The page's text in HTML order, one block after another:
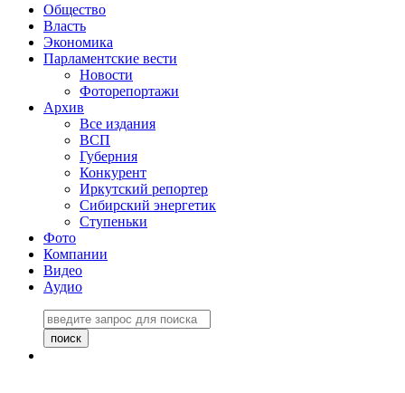
Общество
Власть
Экономика
Парламентские вести
Новости
Фоторепортажи
Архив
Все издания
ВСП
Губерния
Конкурент
Иркутский репортер
Сибирский энергетик
Ступеньки
Фото
Компании
Видео
Аудио